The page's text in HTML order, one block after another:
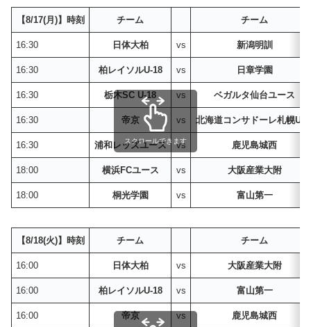
【8/17(月)】時刻 チーム チーム
16:30 日体大柏 vs 新潟明訓
16:30 柏レイソルU-18 vs 日章学園
16:30 栃木SC U-18 vs ベガルタ仙台ユース
16:30 帝京 vs 北海道コンサドーレ札幌U-
16:30 浦和レッズユース vs 鹿児島城西
18:00 横浜FCユース vs 大阪産業大附
18:00 桐光学園 vs 富山第一
スクロールできます
【8/18(火)】時刻 チーム チーム
16:00 日体大柏 vs 大阪産業大附
16:00 柏レイソルU-18 vs 富山第一
16:00 帝京 vs 鹿児島城西